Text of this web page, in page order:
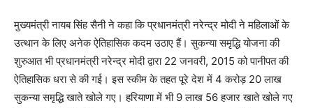
मुख्यमंत्री नायब सिंह सैनी ने कहा कि प्रधानमंत्री नरेन्द्र मोदी ने महिलाओं के
उत्थान के लिए अनेक ऐतिहासिक कदम उठाए हैं। सुकन्या समृद्धि योजना की
शुरुआत भी प्रधानमंत्री नरेन्द्र मोदी द्वारा 22 जनवरी, 2015 को पानीपत की
ऐतिहासिक धरा से की गई। इस स्कीम के तहत पूरे देश में 4 करोड़ 20 लाख
सुकन्या समृद्धि खाते खोले गए। हरियाणा में भी 9 लाख 56 हजार खाते खोले गए